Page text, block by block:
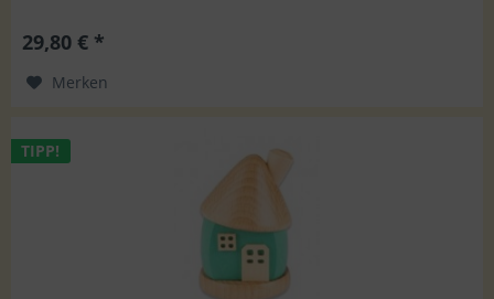
29,80 € *
Merken
TIPP!